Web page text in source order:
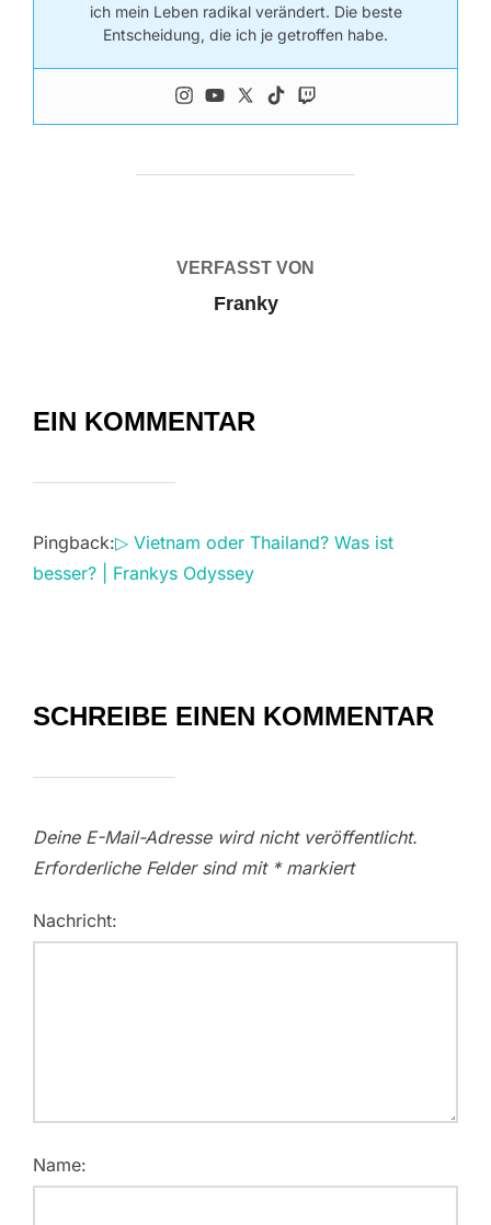
ich mein Leben radikal verändert. Die beste
Entscheidung, die ich je getroffen habe.
VERFASST VON
Franky
EIN KOMMENTAR
Pingback:▷ Vietnam oder Thailand? Was ist
besser? | Frankys Odyssey
SCHREIBE EINEN KOMMENTAR
Deine E-Mail-Adresse wird nicht veröffentlicht.
Erforderliche Felder sind mit *markiert
Nachricht:
Name: